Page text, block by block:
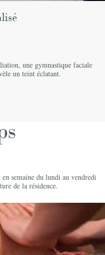
une gymnastique faciale
un teint éclatant.
semaine du lundi au vendredi
de la résidence.